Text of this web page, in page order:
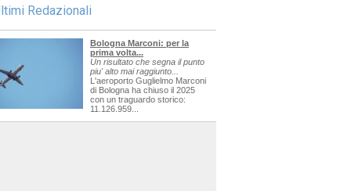
Redazionali
Bologna Marconi: per la
prima volta...
Un risultato che segna il punto
piu' alto mai raggiunto...
L'aeroporto Guglielmo Marconi
di Bologna ha chiuso il 2025
con un traguardo storico:
11.126.959...